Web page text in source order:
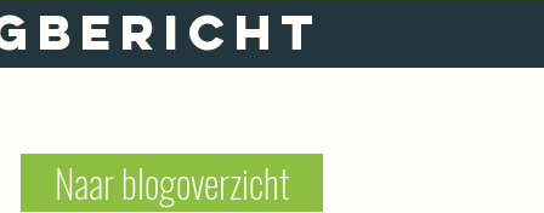
Naar blogoverzicht